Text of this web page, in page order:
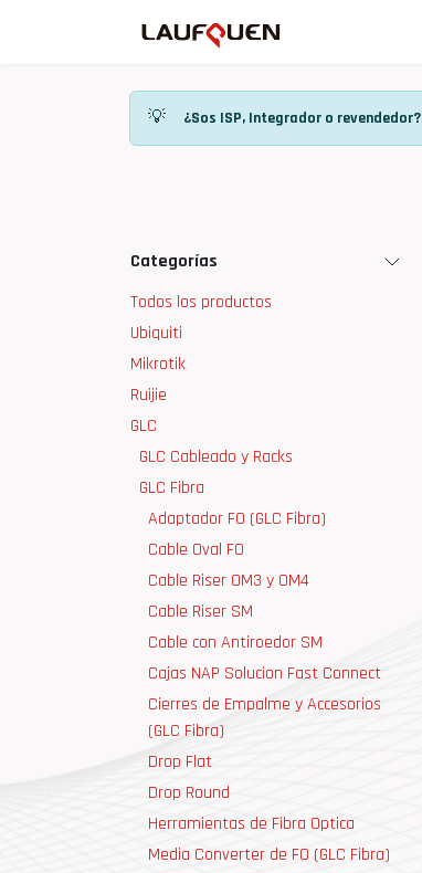
💡 ¿Sos ISP, Integrador o revendedor?
Categorías
Todos los productos
Ubiquiti
Mikrotik
Ruijie
GLC
GLC Cableado y Racks
GLC Fibra
Adaptador FO (GLC Fibra)
Cable Oval FO
Cable Riser OM3 y OM4
Cable Riser SM
Cable con Antiroedor SM
Cajas NAP Solucion Fast Connect
Cierres de Empalme y Accesorios
(GLC Fibra)
Drop Flat
Drop Round
Herramientas de Fibra Optica
Media Converter de FO (GLC Fibra)